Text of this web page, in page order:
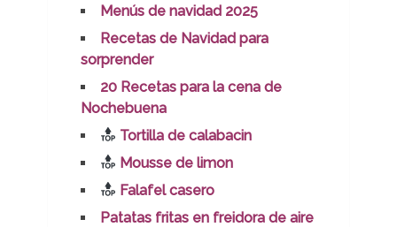
Menús de navidad 2025
Recetas de Navidad para
sorprender
20 Recetas para la cena de
Nochebuena
Tortilla de calabacin
Mousse de limon
Falafel casero
Patatas fritas en freidora de aire